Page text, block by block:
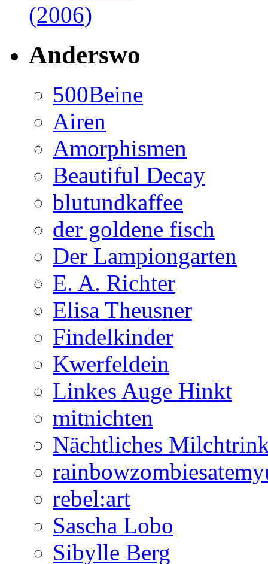
Anderswo
500Beine
Airen
Amorphismen
Beautiful Decay
blutundkaffee
der goldene fisch
Der Lampiongarten
E. A. Richter
Elisa Theusner
Findelkinder
Kwerfeldein
Linkes Auge Hinkt
mitnichten
Nächtliches
rebel:art
Sascha Lobo
Sibylle Berg